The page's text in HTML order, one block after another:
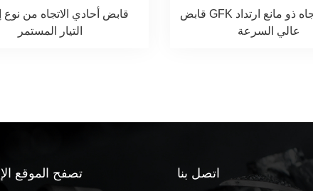
قابض أحادي الاتجاه من
التيار المستمر
قابض GFK أحادي الاتجاه ذو مانع ارتداد
عالي السرعة
تصفح الموقع اتصل بنا